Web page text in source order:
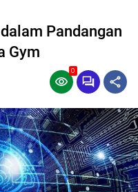
Pandangan
Gym
0